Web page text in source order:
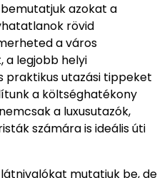
azokat a
rövid
a város
a legjobb helyi
praktikus utazási tippeket
a költséghatékony
a luxusutazók,
számára is ideális úti
mutatjuk be, de